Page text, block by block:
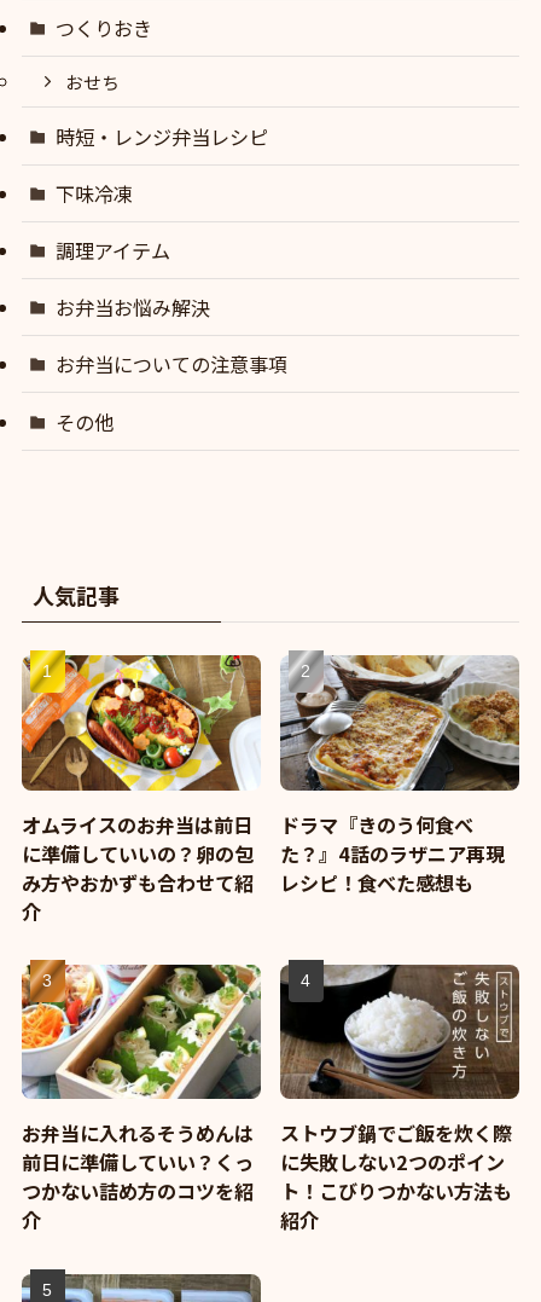
つくりおき
おせち
時短・レンジ弁当レシピ
下味冷凍
調理アイテム
お弁当お悩み解決
お弁当についての注意事項
その他
人気記事
オムライスのお弁当は前日
に準備していいの？卵の包
み方やおかずも合わせて紹
介
ドラマ『きのう何食べ
た？』4話のラザニア再現
レシピ！食べた感想も
お弁当に入れるそうめんは
前日に準備していい？くっ
つかない詰め方のコツを紹
介
ストウブ鍋でご飯を炊く際
に失敗しない2つのポイン
ト！こびりつかない方法も
紹介